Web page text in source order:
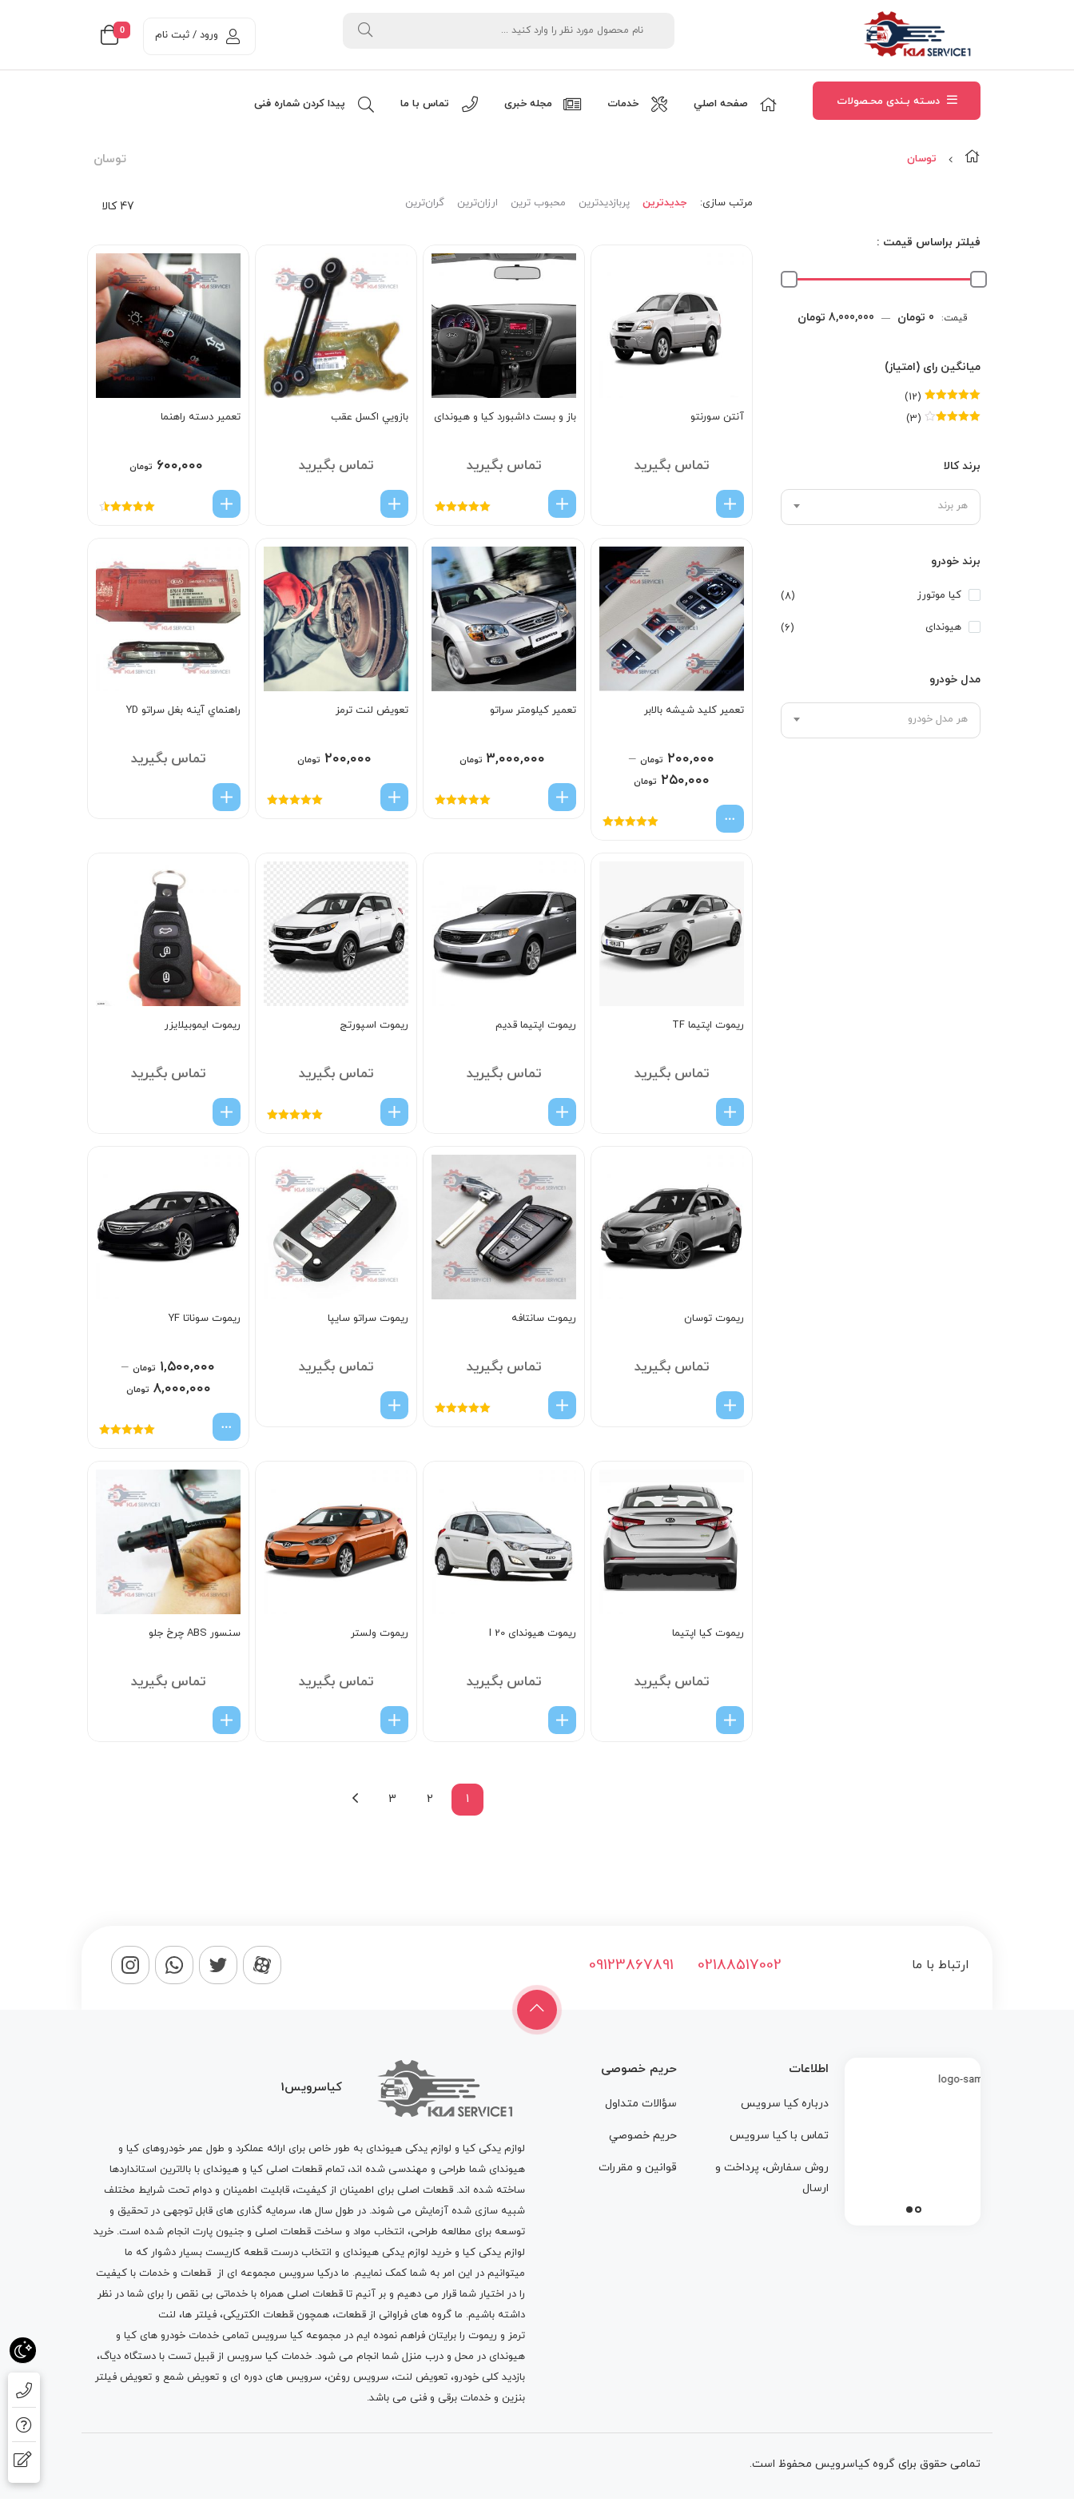
0 ورود / ثبت نام
دسـته بـندی محـصولات صفحه اصلي خدمات مجله خبری تماس با ما پیدا کردن شماره فنی
توسان توسان
فیلتر براساس قیمت :
حداقل
حداکثر
قیمت: 0 تومان — 8,000,000 تومان
میانگین رای (امتیاز)
امتیاز 5 از 5
(12)
(3)
برند کالا
هر برند
برند خودرو
کیا موتورز (8)
هیوندای (6)
مدل خودرو
هر مدل خودرو
47 کالا مرتب‌ سازی: جدیدترین پربازدیدترین محبوب ترین ارزان‌ترین گران‌ترین
آنتن سورنتو
تماس بگیرید
باز و بست داشبورد کیا و هیوندای
تماس بگیرید
بازويي اکسل عقب
تماس بگیرید
تعمیر دسته راهنما
۶۰۰,۰۰۰ تومان
تعمیر کلید شیشه بالابر
۲۰۰,۰۰۰ تومان –
۲۵۰,۰۰۰ تومان
تعمیر کیلومتر سراتو
۳,۰۰۰,۰۰۰ تومان
تعویض لنت ترمز
۲۰۰,۰۰۰ تومان
راهنماي آينه بغل سراتو YD
تماس بگیرید
ریموت اپتیما TF
تماس بگیرید
ریموت اپتیما قدیم
تماس بگیرید
ریموت اسپورتج
تماس بگیرید
ریموت ایموبیلایزر
تماس بگیرید
ریموت توسان
تماس بگیرید
ریموت سانتافه
تماس بگیرید
ریموت سراتو سایپا
تماس بگیرید
ریموت سوناتا YF
۱,۵۰۰,۰۰۰ تومان –
۸,۰۰۰,۰۰۰ تومان
ریموت کیا اپتیما
تماس بگیرید
ریموت هیوندای I 20
تماس بگیرید
ریموت ولستر
تماس بگیرید
سنسور ABS چرخ جلو
تماس بگیرید
1
2
3
ارتباط با ما 09123867891 02188517002
اطلاعات
درباره کيا سرويس
تماس با کيا سرويس
روش سفارش، پرداخت و
ارسال
حریم خصوصی
سؤالات متداول
حريم خصوصي
قوانين و مقررات
کیاسرویس1
لوازم یدکی کیا و لوازم یدکی هیوندای به طور خاص برای ارائه عملکرد و طول عمر خودروهای کیا و
هیوندای شما طراحی و مهندسی شده اند، تمام قطعات اصلی کیا و هیوندای با بالاترین استانداردها
ساخته شده اند. قطعات اصلی برای اطمینان از کیفیت، قابلیت اطمینان و دوام تحت شرایط مختلف
شبیه سازی شده آزمایش می شوند. در طول سال ها، سرمایه گذاری های قابل توجهی در تحقیق و
توسعه برای مطالعه طراحی، انتخاب مواد و ساخت قطعات اصلی و جنیون پارت انجام شده است. خرید
لوازم یدکی کیا و خرید لوازم یدکی هیوندای و انتخاب درست قطعه کاریست بسیار دشوار که ما
میتوانیم در این امر به شما کمک نماییم. ما درکیا سرویس مجموعه ای از قطعات و خدمات با کیفیت
را در اختیار شما قرار می دهیم و بر آنیم تا قطعات اصلی همراه با خدماتی بی نقص را برای شما در نظر
داشته باشیم. ما گروه های فراوانی از قطعات، همچون قطعات الکتریکی، فیلتر ها، لنت
ترمز و ریموت را برایتان فراهم نموده ایم در مجموعه کیا سرویس تمامی خدمات خودرو های کیا و
هیوندای در محل و درب منزل شما انجام می شود. خدمات کیا سرویس از قبیل تست با دستگاه دیاگ،
بازدید کلی خودرو، تعویض لنت، سرویس روغن، سرویس های دوره ای و تعویض شمع و تعویض فیلتر
بنزین و خدمات برقی و فنی می باشد.
تمامی حقوق برای گروه کیاسرویس محفوظ است.